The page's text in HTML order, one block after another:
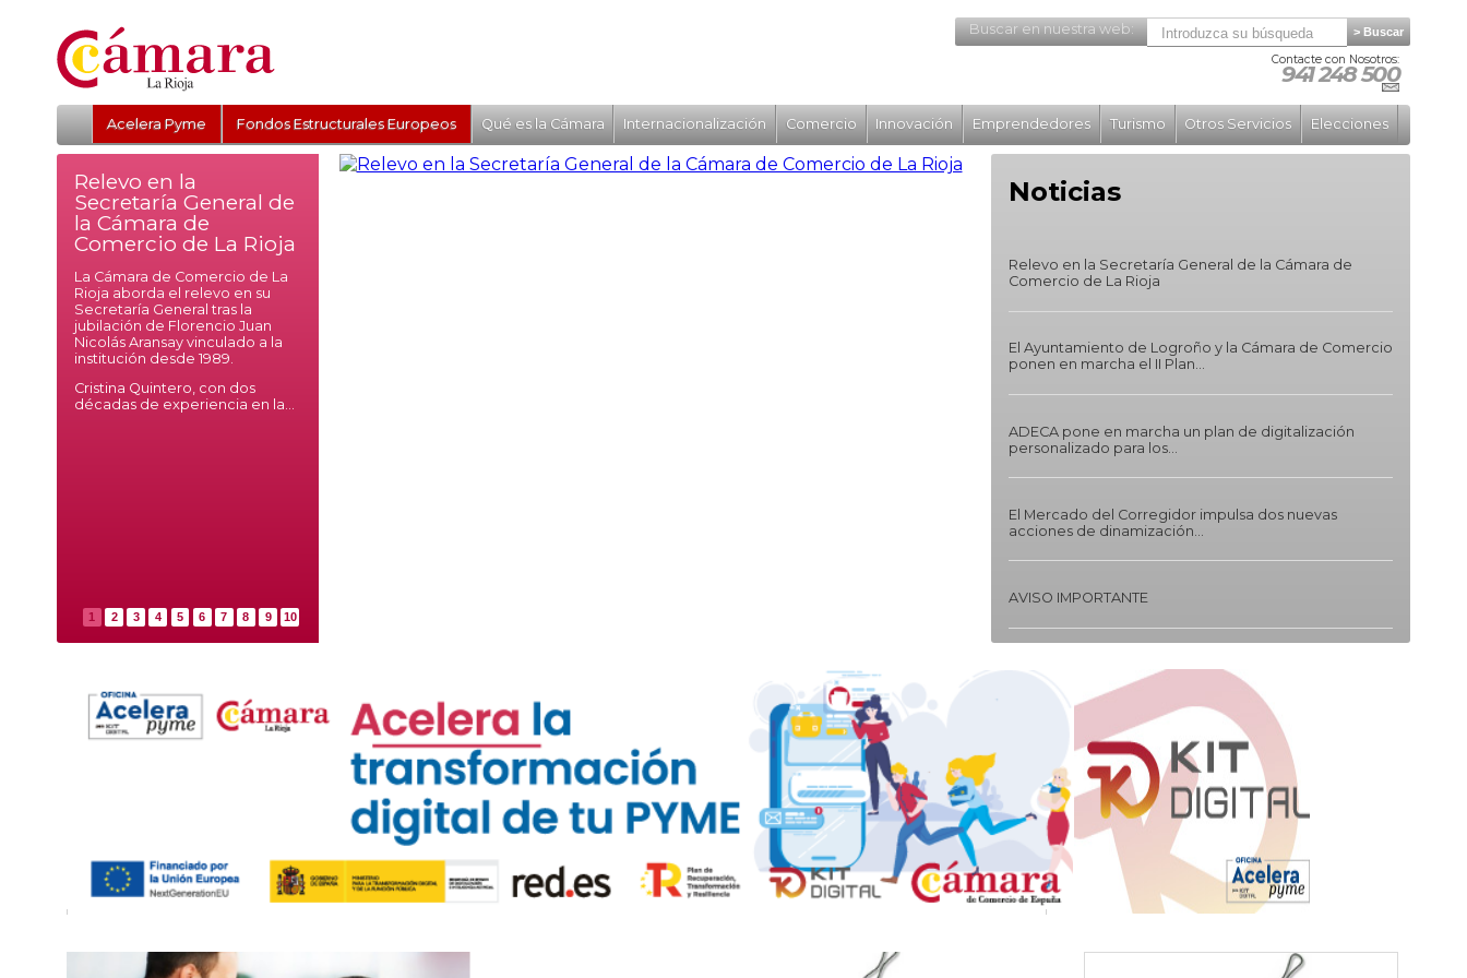
Buscar en nuestra web:
Contacte con Nosotros:
941 248 500
Acelera Pyme Fondos Estructurales Europeos Qué es la Cámara Internacionalización Comercio Innovación Emprendedores Turismo Otros Servicios Elecciones
Relevo en la
Secretaría General de
la Cámara de
Comercio de La Rioja
La Cámara de Comercio de La
Rioja aborda el relevo en su
Secretaría General tras la
jubilación de Florencio Juan
Nicolás Aransay vinculado a la
institución desde 1989.
Cristina Quintero, con dos
décadas de experiencia en la...
1 2 3 4 5 6 7 8 9 10
Noticias
Relevo en la Secretaría General de la Cámara de
Comercio de La Rioja
El Ayuntamiento de Logroño y la Cámara de Comercio
ponen en marcha el II Plan...
ADECA pone en marcha un plan de digitalización
personalizado para los...
El Mercado del Corregidor impulsa dos nuevas
acciones de dinamización...
AVISO IMPORTANTE